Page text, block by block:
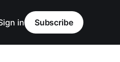
in Subscribe